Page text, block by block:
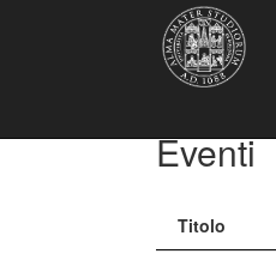
Eventi
Titolo